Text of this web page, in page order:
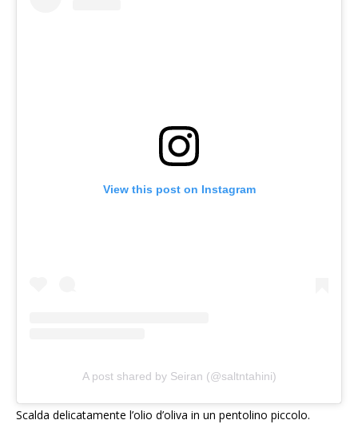
View this post on Instagram
A post shared by Seiran (@saltntahini)
Scalda delicatamente l’olio d’oliva in un pentolino piccolo.